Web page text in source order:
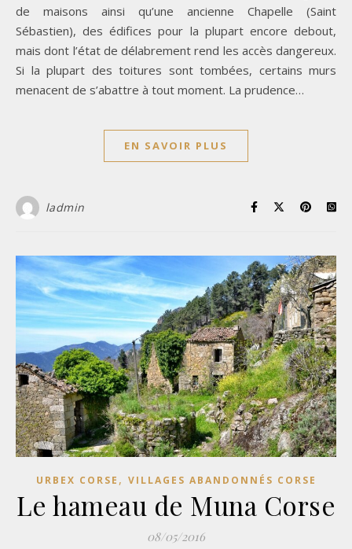
de maisons ainsi qu’une ancienne Chapelle (Saint
Sébastien), des édifices pour la plupart encore debout,
mais dont l’état de délabrement rend les accès dangereux.
Si la plupart des toitures sont tombées, certains murs
menacent de s’abattre à tout moment. La prudence…
EN SAVOIR PLUS
ladmin
URBEX CORSE , VILLAGES ABANDONNÉS CORSE
Le hameau de Muna Corse
08/05/2016